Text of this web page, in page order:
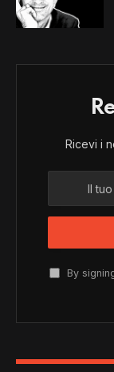
Ricevi i
By